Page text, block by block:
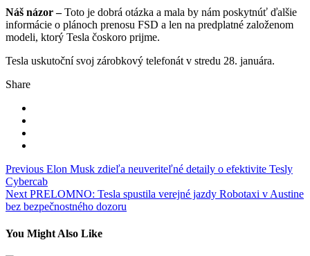
Náš názor –Toto je dobrá otázka a mala by nám poskytnúť ďalšie
informácie o plánoch prenosu FSD a len na predplatné založenom
modeli, ktorý Tesla čoskoro prijme.
Tesla uskutoční svoj zárobkový telefonát v stredu 28. januára.
Share
Navigace
pro
příspěvek
Previous Elon Musk zdieľa neuveriteľné detaily o efektivite Tesly
Cybercab
Next PRELOMNO: Tesla spustila verejné jazdy Robotaxi v Austine
bez bezpečnostného dozoru
You Might Also Like